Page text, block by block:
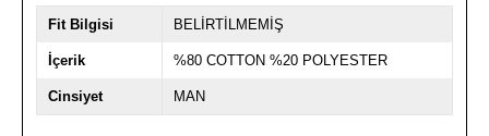
Fit Bilgisi BELİRTİLMEMİŞ
İçerik %80 COTTON %20 POLYESTER
Cinsiyet MAN